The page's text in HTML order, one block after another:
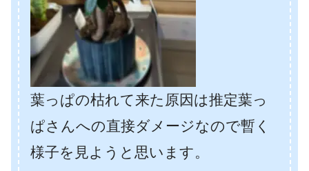
葉っぱの枯れて来た原因は推定葉っ
ぱさんへの直接ダメージなので暫く
様子を見ようと思います。